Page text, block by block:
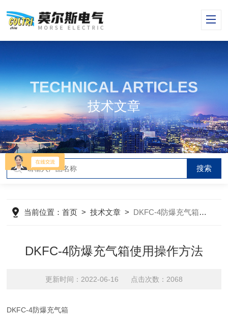
TECHNICAL ARTICLES
技术文章
当前位置：首页 >技术文章 > DKFC-4防爆充气箱使用操作方法
DKFC-4防爆充气箱使用操作方法
更新时间：2022-06-16 点击次数：2068
DKFC-4防爆充气箱